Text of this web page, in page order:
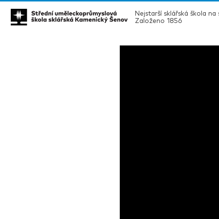
Nejstarší sklářská škola na
Založeno 1856